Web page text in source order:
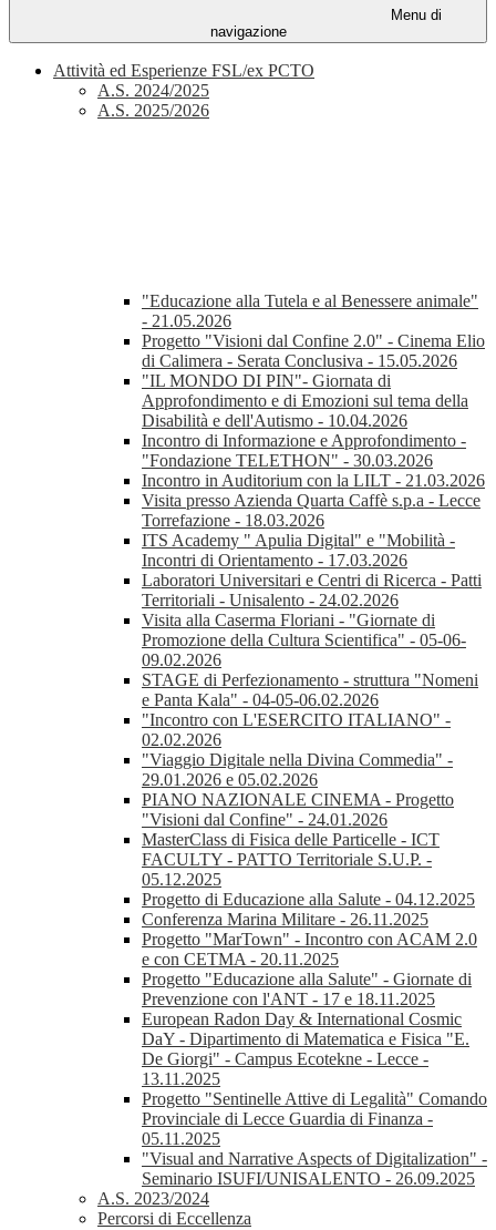
Menu di
navigazione
Attività ed Esperienze FSL/ex PCTO
A.S. 2024/2025
A.S. 2025/2026
"Educazione alla Tutela e al Benessere animale"
- 21.05.2026
Progetto "Visioni dal Confine 2.0" - Cinema Elio
di Calimera - Serata Conclusiva - 15.05.2026
"IL MONDO DI PIN"- Giornata di
Approfondimento e di Emozioni sul tema della
Disabilità e dell'Autismo - 10.04.2026
Incontro di Informazione e Approfondimento -
"Fondazione TELETHON" - 30.03.2026
Incontro in Auditorium con la LILT - 21.03.2026
Visita presso Azienda Quarta Caffè s.p.a - Lecce
Torrefazione - 18.03.2026
ITS Academy " Apulia Digital" e "Mobilità -
Incontri di Orientamento - 17.03.2026
Laboratori Universitari e Centri di Ricerca - Patti
Territoriali - Unisalento - 24.02.2026
Visita alla Caserma Floriani - "Giornate di
Promozione della Cultura Scientifica" - 05-06-
09.02.2026
STAGE di Perfezionamento - struttura "Nomeni
e Panta Kala" - 04-05-06.02.2026
"Incontro con L'ESERCITO ITALIANO" -
02.02.2026
"Viaggio Digitale nella Divina Commedia" -
29.01.2026 e 05.02.2026
PIANO NAZIONALE CINEMA - Progetto
"Visioni dal Confine" - 24.01.2026
MasterClass di Fisica delle Particelle - ICT
FACULTY - PATTO Territoriale S.U.P. -
05.12.2025
Progetto di Educazione alla Salute - 04.12.2025
Conferenza Marina Militare - 26.11.2025
Progetto "MarTown" - Incontro con ACAM 2.0
e con CETMA - 20.11.2025
Progetto "Educazione alla Salute" - Giornate di
Prevenzione con l'ANT - 17 e 18.11.2025
European Radon Day & International Cosmic
DaY - Dipartimento di Matematica e Fisica "E.
De Giorgi" - Campus Ecotekne - Lecce -
13.11.2025
Progetto "Sentinelle Attive di Legalità" Comando
Provinciale di Lecce Guardia di Finanza -
05.11.2025
"Visual and Narrative Aspects of Digitalization" -
Seminario ISUFI/UNISALENTO - 26.09.2025
A.S. 2023/2024
Percorsi di Eccellenza